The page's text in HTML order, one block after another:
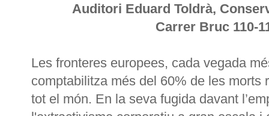
Auditori Eduard Toldrà,
Carrer Bruc 110-
Les fronteres europees, cada vegada
comptabilitza més del 60% de les morts
tot el món. En la seva fugida davant